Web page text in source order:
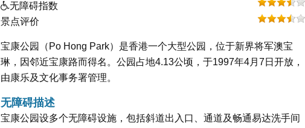
无障碍指数
景点评价
宝康公园（Po Hong Park）是香港一个大型公园，位于新界将军澳宝
琳，因邻近宝康路而得名。公园占地4.13公顷，于1997年4月7日开放，
由康乐及文化事务署管理。
无障碍描述
宝康公园设多个无障碍设施，包括斜道出入口、通道及畅通易达洗手间